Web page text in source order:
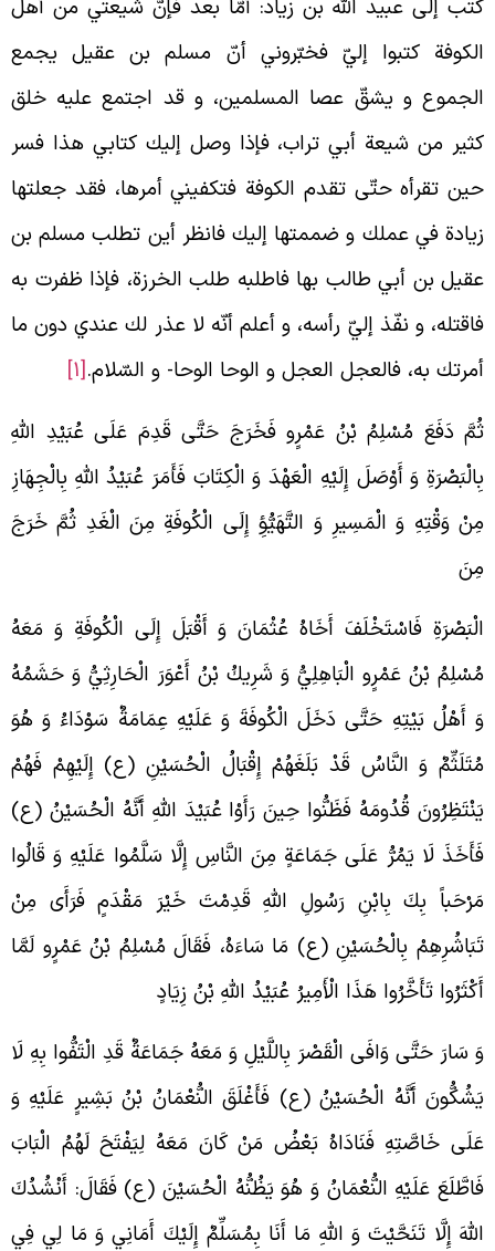
إلى عبيد الله بن زياد: أمّا بعد فإنّ شيعتي من أهل
كتبوا إليّ فخبّروني أنّ مسلم بن عقيل يجمع
و يشقّ عصا المسلمين، و قد اجتمع عليه خلق
من شيعة أبي تراب، فإذا وصل إليك كتابي هذا فسر
تقرأه حتّى تقدم الكوفة فتكفيني أمرها، فقد جعلتها
في عملك و ضممتها إليك فانظر أين تطلب مسلم بن
بن أبي طالب بها فاطلبه طلب الخرزة، فإذا ظفرت به
و نفّذ إليّ رأسه، و أعلم أنّه لا عذر لك عندي دون ما
به، فالعجل العجل و الوحا الوحا- و السّلام.[1]
دَفَعَ مُسْلِمُ بْنُ عَمْرٍو فَخَرَجَ حَتَّى قَدِمَ عَلَى عُبَيْدِ اللَّهِ
وَ أَوْصَلَ إِلَيْهِ الْعَهْدَ وَ الْكِتَابَ فَأَمَرَ عُبَيْدُ اللَّهِ بِالْجِهَازِ
وَقْتِهِ وَ الْمَسِيرِ وَ التَّهَيُّؤِ إِلَى الْكُوفَةِ مِنَ الْغَدِ ثُمَّ خَرَجَ
فَاسْتَخْلَفَ أَخَاهُ عُثْمَانَ وَ أَقْبَلَ إِلَى الْكُوفَةِ وَ مَعَهُ
بْنُ عَمْرٍو الْبَاهِلِيُّ وَ شَرِيكُ بْنُ أَعْوَرَ الْحَارِثِيُّ وَ حَشَمُهُ
أَهْلُ بَيْتِهِ حَتَّى دَخَلَ الْكُوفَةَ وَ عَلَيْهِ عِمَامَةٌ سَوْدَاءُ وَ هُوَ
وَ النَّاسُ قَدْ بَلَغَهُمْ إِقْبَالُ الْحُسَيْنِ (ع) إِلَيْهِمْ فَهُمْ
قُدُومَهُ فَظَنُّوا حِينَ رَأَوْا عُبَيْدَ اللَّهِ أَنَّهُ الْحُسَيْنُ (ع)
لَا يَمُرُّ عَلَى جَمَاعَةٍ مِنَ النَّاسِ إِلَّا سَلَّمُوا عَلَيْهِ وَ قَالُوا
بِكَ بِابْنِ رَسُولِ اللَّهِ قَدِمْتَ خَيْرَ مَقْدَمٍ فَرَأَى مِنْ
بِالْحُسَيْنِ (ع) مَا سَاءَهُ، فَقَالَ مُسْلِمُ بْنُ عَمْرٍو لَمَّا
تَأَخَّرُوا هَذَا الْأَمِيرُ عُبَيْدُ اللَّهِ بْنُ زِيَادٍ
سَارَ حَتَّى وَافَى الْقَصْرَ بِاللَّيْلِ وَ مَعَهُ جَمَاعَةٌ قَدِ الْتَفُّوا بِهِ لَا
أَنَّهُ الْحُسَيْنُ (ع) فَأَغْلَقَ النُّعْمَانُ بْنُ بَشِيرٍ عَلَيْهِ وَ
خَاصَّتِهِ فَنَادَاهُ بَعْضُ مَنْ كَانَ مَعَهُ لِيَفْتَحَ لَهُمُ الْبَابَ
عَلَیْهِ النُّعْمَانُ وَ هُوَ يَظُنُّهُ الْحُسَيْنَ (ع) فَقَالَ: أَنْشُدُكَ
إِلَّا تَنَحَّيْتَ وَ اللَّهِ مَا أَنَا بِمُسَلِّمٌ إِلَيْكَ أَمَانِي وَ مَا لِي فِي